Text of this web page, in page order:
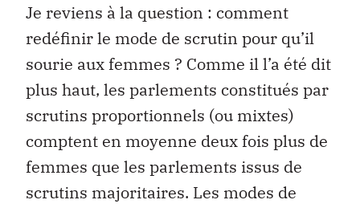
Je reviens à la question : comment
redéfinir le mode de scrutin pour qu’il
sourie aux femmes ? Comme il l’a été dit
plus haut, les parlements constitués par
scrutins proportionnels (ou mixtes)
comptent en moyenne deux fois plus de
femmes que les parlements issus de
scrutins majoritaires. Les modes de